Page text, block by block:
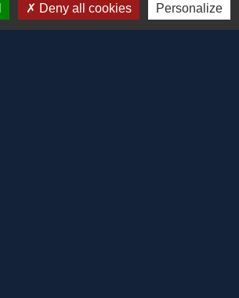
ENREGISTREZ VOTRE SPA
Deny all cookies Personalize